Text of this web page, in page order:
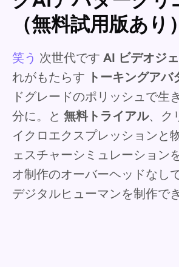
（無料試用版あり）
笑う 次世代です AI ビデオジ
れがもたらす トーキングアバ
ドグレードのポリッシュで生
分に。と 無料トライアル、ク
イクロエクスプレッションと
ェスチャーシミュレーション
オ制作のオーバーヘッドなし
デジタルヒューマンを制作で